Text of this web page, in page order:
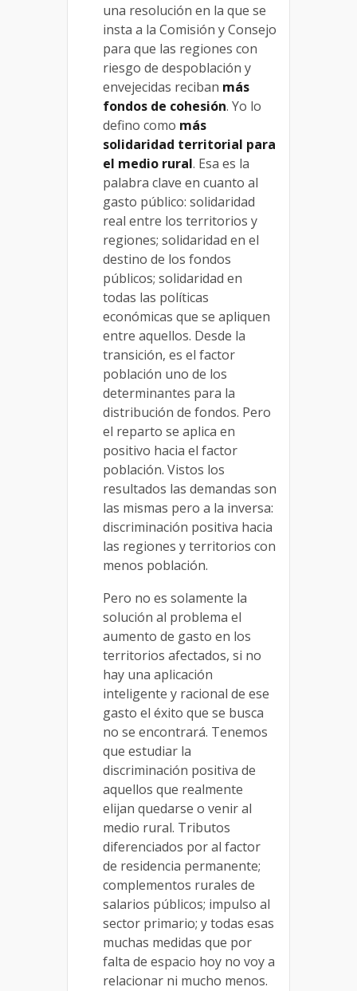
una resolución en la que se
insta a la Comisión y Consejo
para que las regiones con
riesgo de despoblación y
envejecidas reciban más
fondos de cohesión. Yo lo
defino como más
solidaridad territorial para
el medio rural. Esa es la
palabra clave en cuanto al
gasto público: solidaridad
real entre los territorios y
regiones; solidaridad en el
destino de los fondos
públicos; solidaridad en
todas las políticas
económicas que se apliquen
entre aquellos. Desde la
transición, es el factor
población uno de los
determinantes para la
distribución de fondos. Pero
el reparto se aplica en
positivo hacia el factor
población. Vistos los
resultados las demandas son
las mismas pero a la inversa:
discriminación positiva hacia
las regiones y territorios con
menos población.
Pero no es solamente la
solución al problema el
aumento de gasto en los
territorios afectados, si no
hay una aplicación
inteligente y racional de ese
gasto el éxito que se busca
no se encontrará. Tenemos
que estudiar la
discriminación positiva de
aquellos que realmente
elijan quedarse o venir al
medio rural. Tributos
diferenciados por al factor
de residencia permanente;
complementos rurales de
salarios públicos; impulso al
sector primario; y todas esas
muchas medidas que por
falta de espacio hoy no voy a
relacionar ni mucho menos.